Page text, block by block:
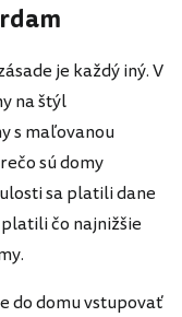
je každý iný. V
na štýl
s maľovanou
sú domy
sa platili dane
čo najnižšie
do domu vstupovať